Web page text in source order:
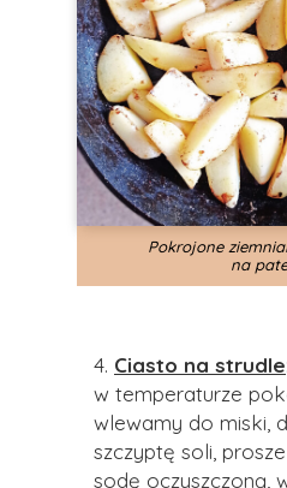
4. Ciasto na strudle
w temperaturze
wlewamy do miski,
szczyptę soli,
sodę oczyszczoną,
Pokrojone
na